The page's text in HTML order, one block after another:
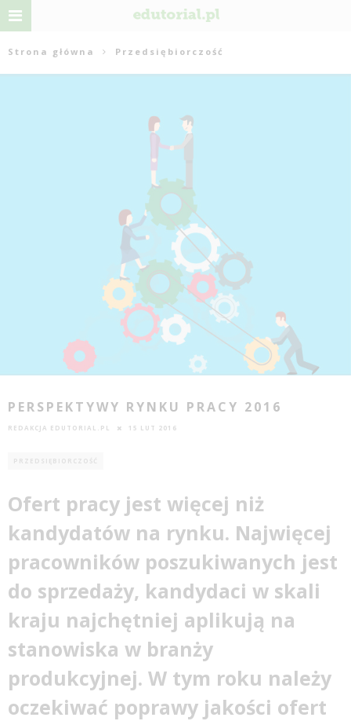
Strona główna Przedsiębiorczość
PERSPEKTYWY RYNKU PRACY 2016
REDAKCJA EDUTORIAL.PL 15 LUT 2016
PRZEDSIĘBIORCZOŚĆ
Ofert pracy jest więcej niż
kandydatów na rynku. Najwięcej
pracowników poszukiwanych jest
do sprzedaży, kandydaci w skali
kraju najchętniej aplikują na
stanowiska w branży
produkcyjnej. W tym roku należy
oczekiwać poprawy jakości ofert